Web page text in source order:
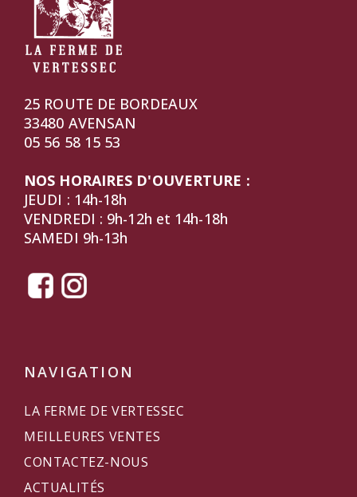
25 ROUTE DE BORDEAUX
33480 AVENSAN
05 56 58 15 53
NOS HORAIRES D'OUVERTURE :
JEUDI : 14h-18h
VENDREDI : 9h-12h et 14h-18h
SAMEDI 9h-13h
NAVIGATION
LA FERME DE VERTESSEC
MEILLEURES VENTES
CONTACTEZ-NOUS
ACTUALITÉS